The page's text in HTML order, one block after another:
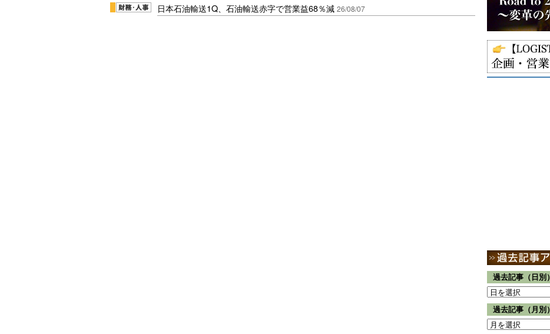
日本石油輸送1Q、石油輸送赤字で営業益68％減 26/08/07
過去記事（日別）
過去記事（月別）